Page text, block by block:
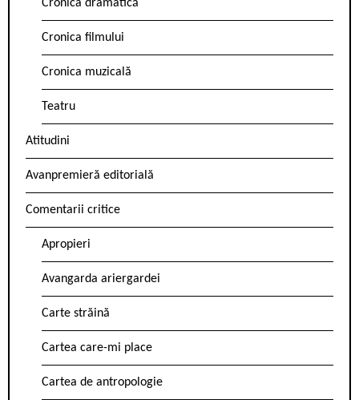
Cronica dramatică
Cronica filmului
Cronica muzicală
Teatru
Atitudini
Avanpremieră editorială
Comentarii critice
Apropieri
Avangarda ariergardei
Carte străină
Cartea care-mi place
Cartea de antropologie